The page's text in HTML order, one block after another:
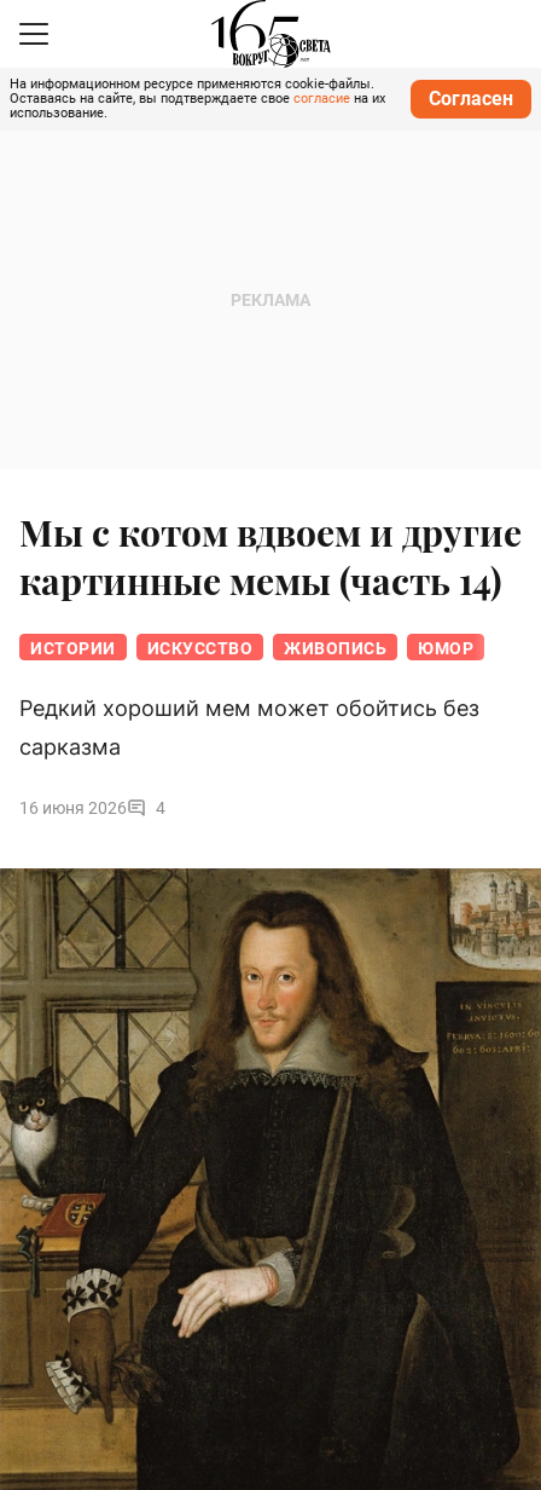
На информационном ресурсе применяются cookie-файлы.
Оставаясь на сайте, вы подтверждаете свое согласие на их
использование.
Согласен
Мы с котом вдвоем и другие
картинные мемы (часть 14)
ИСТОРИИ ИСКУССТВО ЖИВОПИСЬ ЮМОР
Редкий хороший мем может обойтись без
сарказма
16 июня 2026 4